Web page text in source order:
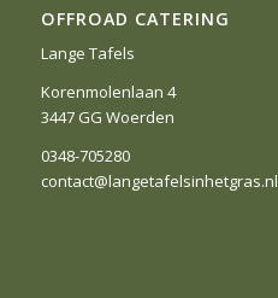
OFFROAD CATERING
Lange Tafels
Korenmolenlaan 4
3447 GG Woerden
0348-705280
contact@langetafelsinhetgras.nl